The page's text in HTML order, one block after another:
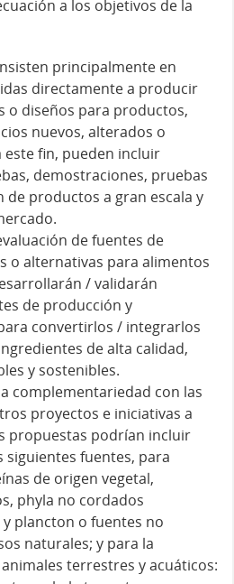
a los objetivos de la
principalmente en
directamente a producir
o diseños para productos,
nuevos, alterados o
este fin, pueden incluir
demostraciones, pruebas
de productos a gran escala y
de fuentes de
o alternativas para alimentos
/ validarán
de producción y
convertirlos / integrarlos
de alta calidad,
y sostenibles.
complementariedad con las
proyectos e iniciativas a
propuestas podrían incluir
siguientes fuentes, para
de origen vegetal,
phyla no cordados
plancton o fuentes no
naturales; y para la
terrestres y acuáticos: